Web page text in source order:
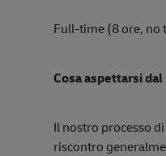
Full-time (8 ore, no
Cosa aspettarsi
Il nostro processo
riscontro